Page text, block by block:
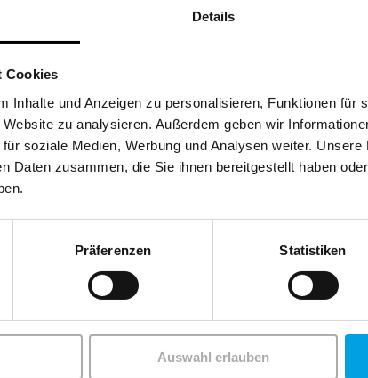
Details
Cookies
Inhalte und Anzeigen zu personalisieren, Funktionen für
zu analysieren. Außerdem geben wir
soziale Medien, Werbung und Analysen weiter.
Daten zusammen, die Sie ihnen bereitgestellt haben
Präferenzen Statistiken
Auswahl erlauben